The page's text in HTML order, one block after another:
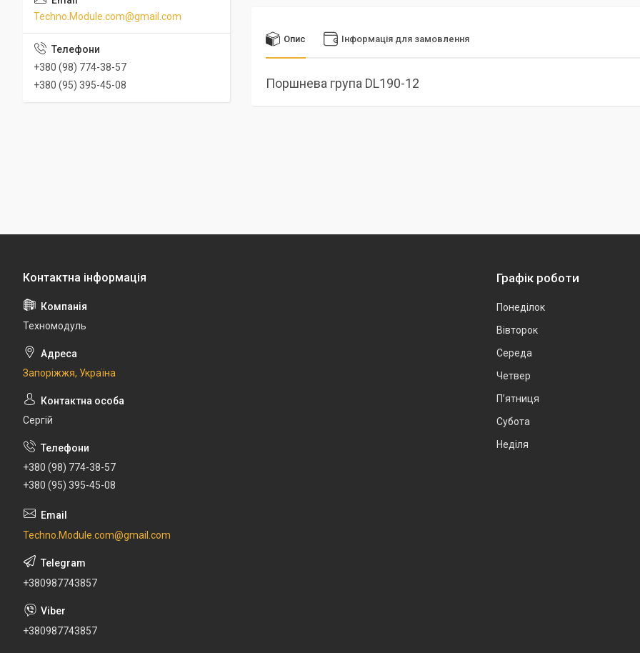
Опис Інформація для замовлення
Поршнева група DL190-12
Techno.Module.com@gmail.com
+380 (98) 774-38-57
+380 (95) 395-45-08
Техномодуль
Запоріжжя, Україна
Сергій
+380 (98) 774-38-57
+380 (95) 395-45-08
Techno.Module.com@gmail.com
+380987743857
+380987743857
Графік роботи
Понеділок
Вівторок
Середа
Четвер
Пʼятниця
Субота
Неділя